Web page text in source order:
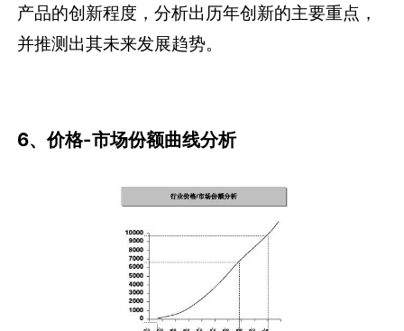
产品的创新程度，分析出历年创新的主要重点，
并推测出其未来发展趋势。
6、价格-市场份额曲线分析